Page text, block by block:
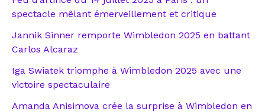
spectacle mêlant émerveillement et critique
Jannik Sinner remporte Wimbledon 2025 en battant
Carlos Alcaraz
Iga Swiatek triomphe à Wimbledon 2025 avec une
victoire spectaculaire
Amanda Anisimova crée la surprise à Wimbledon en